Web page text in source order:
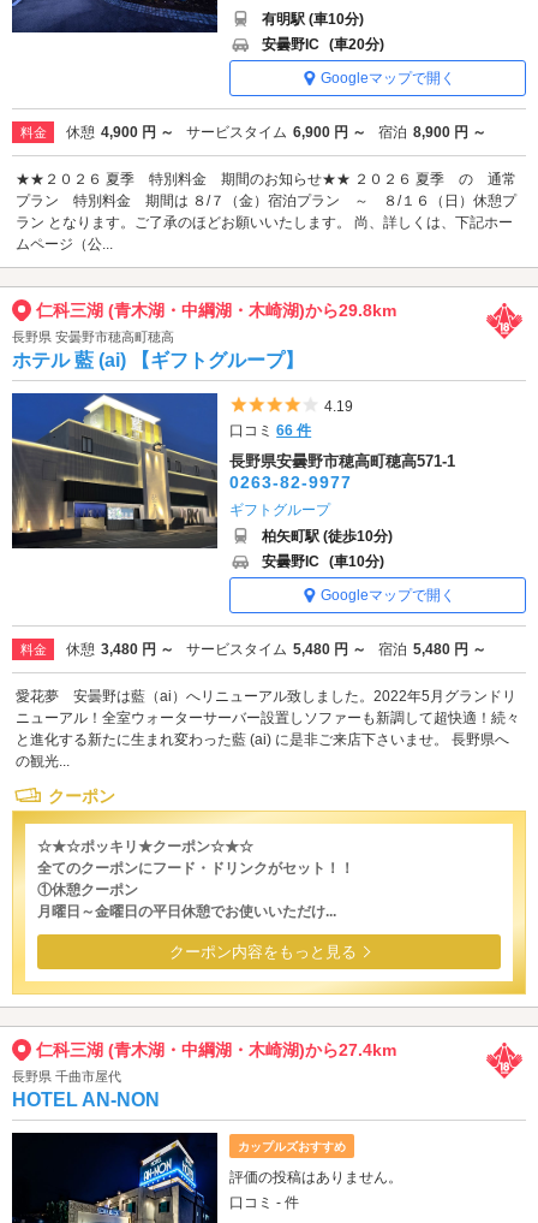
有明駅 (車10分)
安曇野IC (車20分)
Googleマップで開く
料金 休憩 4,900 円 ～ サービスタイム 6,900 円 ～ 宿泊 8,900 円 ～
★★２０２６ 夏季 特別料金 期間のお知らせ★★ ２０２６ 夏季 の 通常
プラン 特別料金 期間は ８/７（金）宿泊プラン ～ ８/１６（日）休憩プ
ラン となります。ご了承のほどお願いいたします。 尚、詳しくは、下記ホー
ムページ（公...
仁科三湖 (青木湖・中綱湖・木崎湖)から29.8km
長野県 安曇野市穂高町穂高
ホテル 藍 (ai) 【ギフトグループ】
5つ星のうち4
4.19
口コミ66 件
長野県安曇野市穂高町穂高571-1
0263-82-9977
ギフトグループ
柏矢町駅 (徒歩10分)
安曇野IC (車10分)
Googleマップで開く
料金 休憩 3,480 円 ～ サービスタイム 5,480 円 ～ 宿泊 5,480 円 ～
愛花夢 安曇野は藍（ai）へリニューアル致しました。2022年5月グランドリ
ニューアル！全室ウォーターサーバー設置しソファーも新調して超快適！続々
と進化する新たに生まれ変わった藍 (ai) に是非ご来店下さいませ。 長野県へ
の観光...
クーポン
☆★☆ポッキリ★クーポン☆★☆
全てのクーポンにフード・ドリンクがセット！！
①休憩クーポン
月曜日～金曜日の平日休憩でお使いいただけ...
クーポン内容をもっと見る
仁科三湖 (青木湖・中綱湖・木崎湖)から27.4km
長野県 千曲市屋代
HOTEL AN-NON
カップルズおすすめ
評価の投稿はありません。
口コミ - 件